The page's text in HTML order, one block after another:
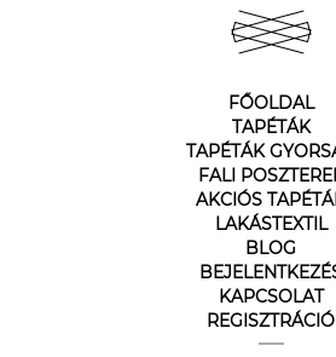
FŐOLDAL
TAPÉTÁK
TAPÉTÁK
FALI
AKCIÓS
LAKÁSTEXTIL
BLOG
KAPCSOLAT
REGISZTRÁCIÓ